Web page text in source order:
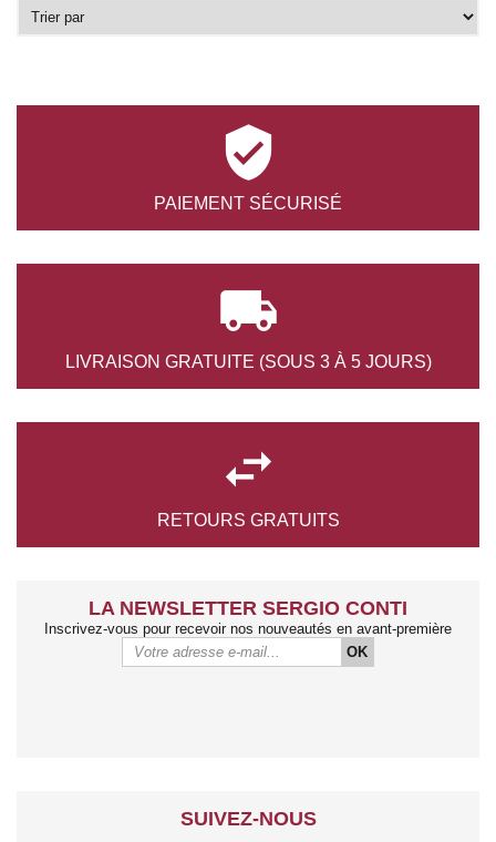

PAIEMENT SÉCURISÉ

LIVRAISON GRATUITE (SOUS 3 À 5 JOURS)

RETOURS GRATUITS
LA NEWSLETTER SERGIO CONTI
Inscrivez-vous pour recevoir nos nouveautés en avant-première
OK
SUIVEZ-NOUS